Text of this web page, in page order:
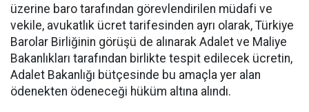
üzerine baro tarafından görevlendirilen müdafi ve
vekile, avukatlık ücret tarifesinden ayrı olarak, Türkiye
Barolar Birliğinin görüşü de alınarak Adalet ve Maliye
Bakanlıkları tarafından birlikte tespit edilecek ücretin,
Adalet Bakanlığı bütçesinde bu amaçla yer alan
ödenekten ödeneceği hüküm altına alındı.